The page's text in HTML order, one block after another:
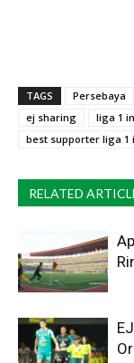
TAGS Persebaya
ej sharing
liga 1
best supporter liga 1
RELATED